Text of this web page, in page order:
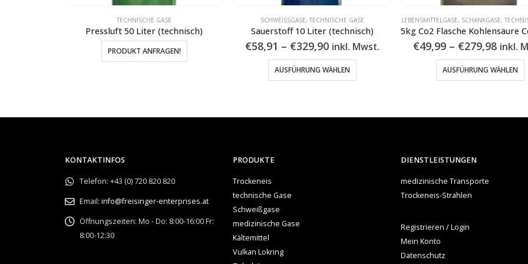
TECHNISCHE GASE
Pressluft 50 Liter (technisch)
PRODUKT ANFRAGEN!
SCHWEISSGASE , TECHNISCHE GASE
Sauerstoff 10 Liter (technisch)
€58,91 – €329,90Preisspanne:
€58,91
bis
€329,90
inkl. Mwst.
AUSFÜHRUNG WÄHLEN
Dieses Produkt weist mehrere Varianten auf. Die Optionen können auf der Produktseite gewählt werden
LEBENSMITTELGASE, SCHANKGASE,
€49,99 – €279,98
€49,99
bis
€279,98
inkl.
AUSFÜHRUNG WÄHLEN
Dieses
KONTAKTINFOS
Telefon: +43 (0) 720 820 820
Email: info@freisinger-enterprises.at
Öffnungszeiten: Mo - Do: 8:00-16:00 Fr:
8:00-12:30
PRODUKTE
Trockeneis
technische Gase
Schweißgase
medizinische Gase
Kältemittel
Vulkan Lokring
DIENSTLEISTUNGEN
medizinische Transporte
Trockeneis-Strahlen
Registrieren / Login
Mein Konto
Datenschutz